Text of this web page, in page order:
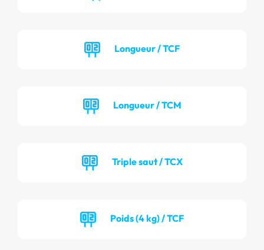
Longueur / TCF
Longueur / TCM
Triple saut / TCX
Poids (4 kg) / TCF